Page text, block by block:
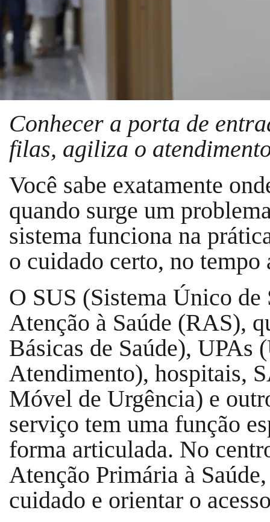
Conhecer a porta de
filas, agiliza o
Você sabe exatamente
quando surge um
sistema funciona na
o cuidado certo, no tempo
O SUS (Sistema Único de
Atenção à Saúde (RAS),
Básicas de Saúde), UPAs
Atendimento), hospitais,
Móvel de Urgência) e
serviço tem uma função
forma articulada. No
Atenção Primária à
cuidado e orientar o